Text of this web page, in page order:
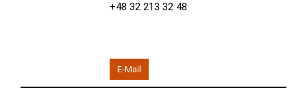
+48 32 213 32 48
E-Mail